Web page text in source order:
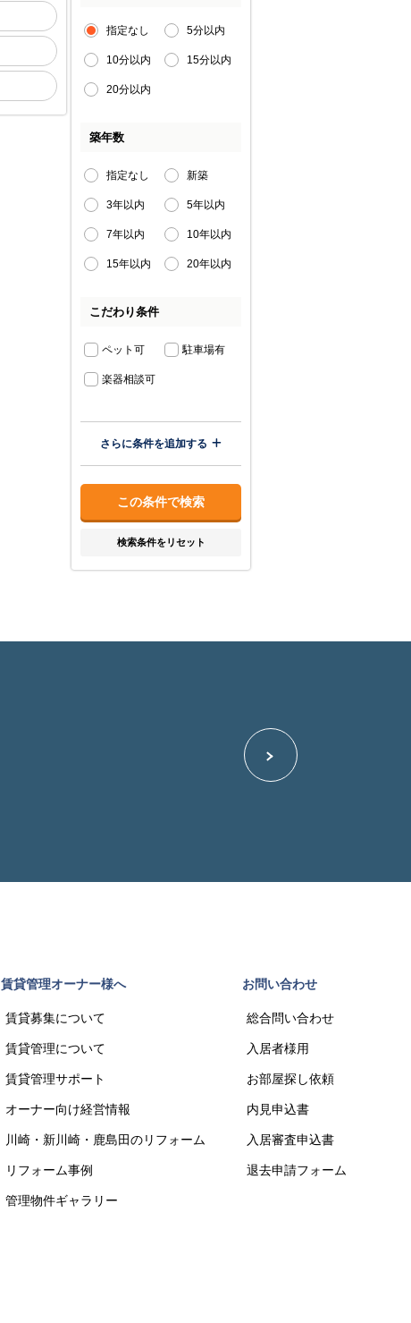
指定なし 5分以内
10分以内 15分以内
20分以内
築年数
指定なし 新築
3年以内 5年以内
7年以内 10年以内
15年以内 20年以内
こだわり条件
ペット可 駐車場有
楽器相談可
さらに条件を追加する
検索条件をリセット
賃貸管理オーナー様へ
賃貸募集について
賃貸管理について
賃貸管理サポート
オーナー向け経営情報
川崎・新川崎・鹿島田のリフォーム
リフォーム事例
管理物件ギャラリー
お問い合わせ
総合問い合わせ
入居者様用
お部屋探し依頼
内見申込書
入居審査申込書
退去申請フォーム